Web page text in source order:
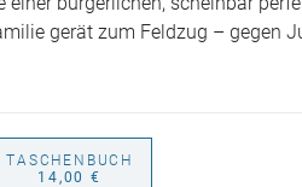
gerät zum Feldzug – gegen
TASCHENBUCH
14,00 €